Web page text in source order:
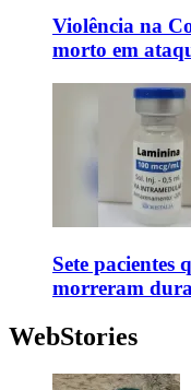
Violência na
morto em
Sete pacientes
morreram
WebStories